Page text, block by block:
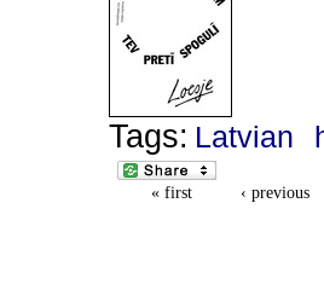
Tags: Latvian
« first ‹ previous